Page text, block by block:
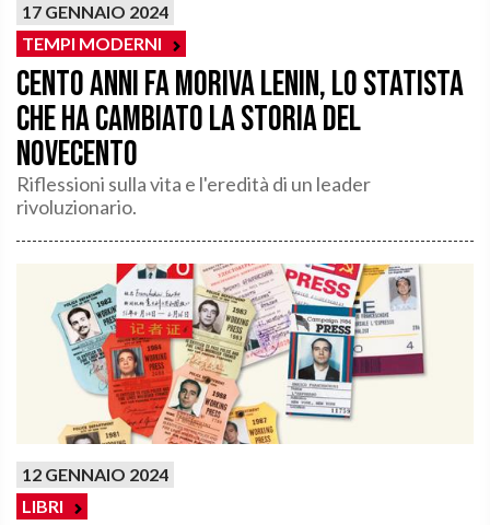
17 GENNAIO 2024
TEMPI MODERNI
Cento anni fa moriva Lenin, lo statista
che ha cambiato la storia del
Novecento
Riflessioni sulla vita e l'eredità di un leader
rivoluzionario.
12 GENNAIO 2024
LIBRI